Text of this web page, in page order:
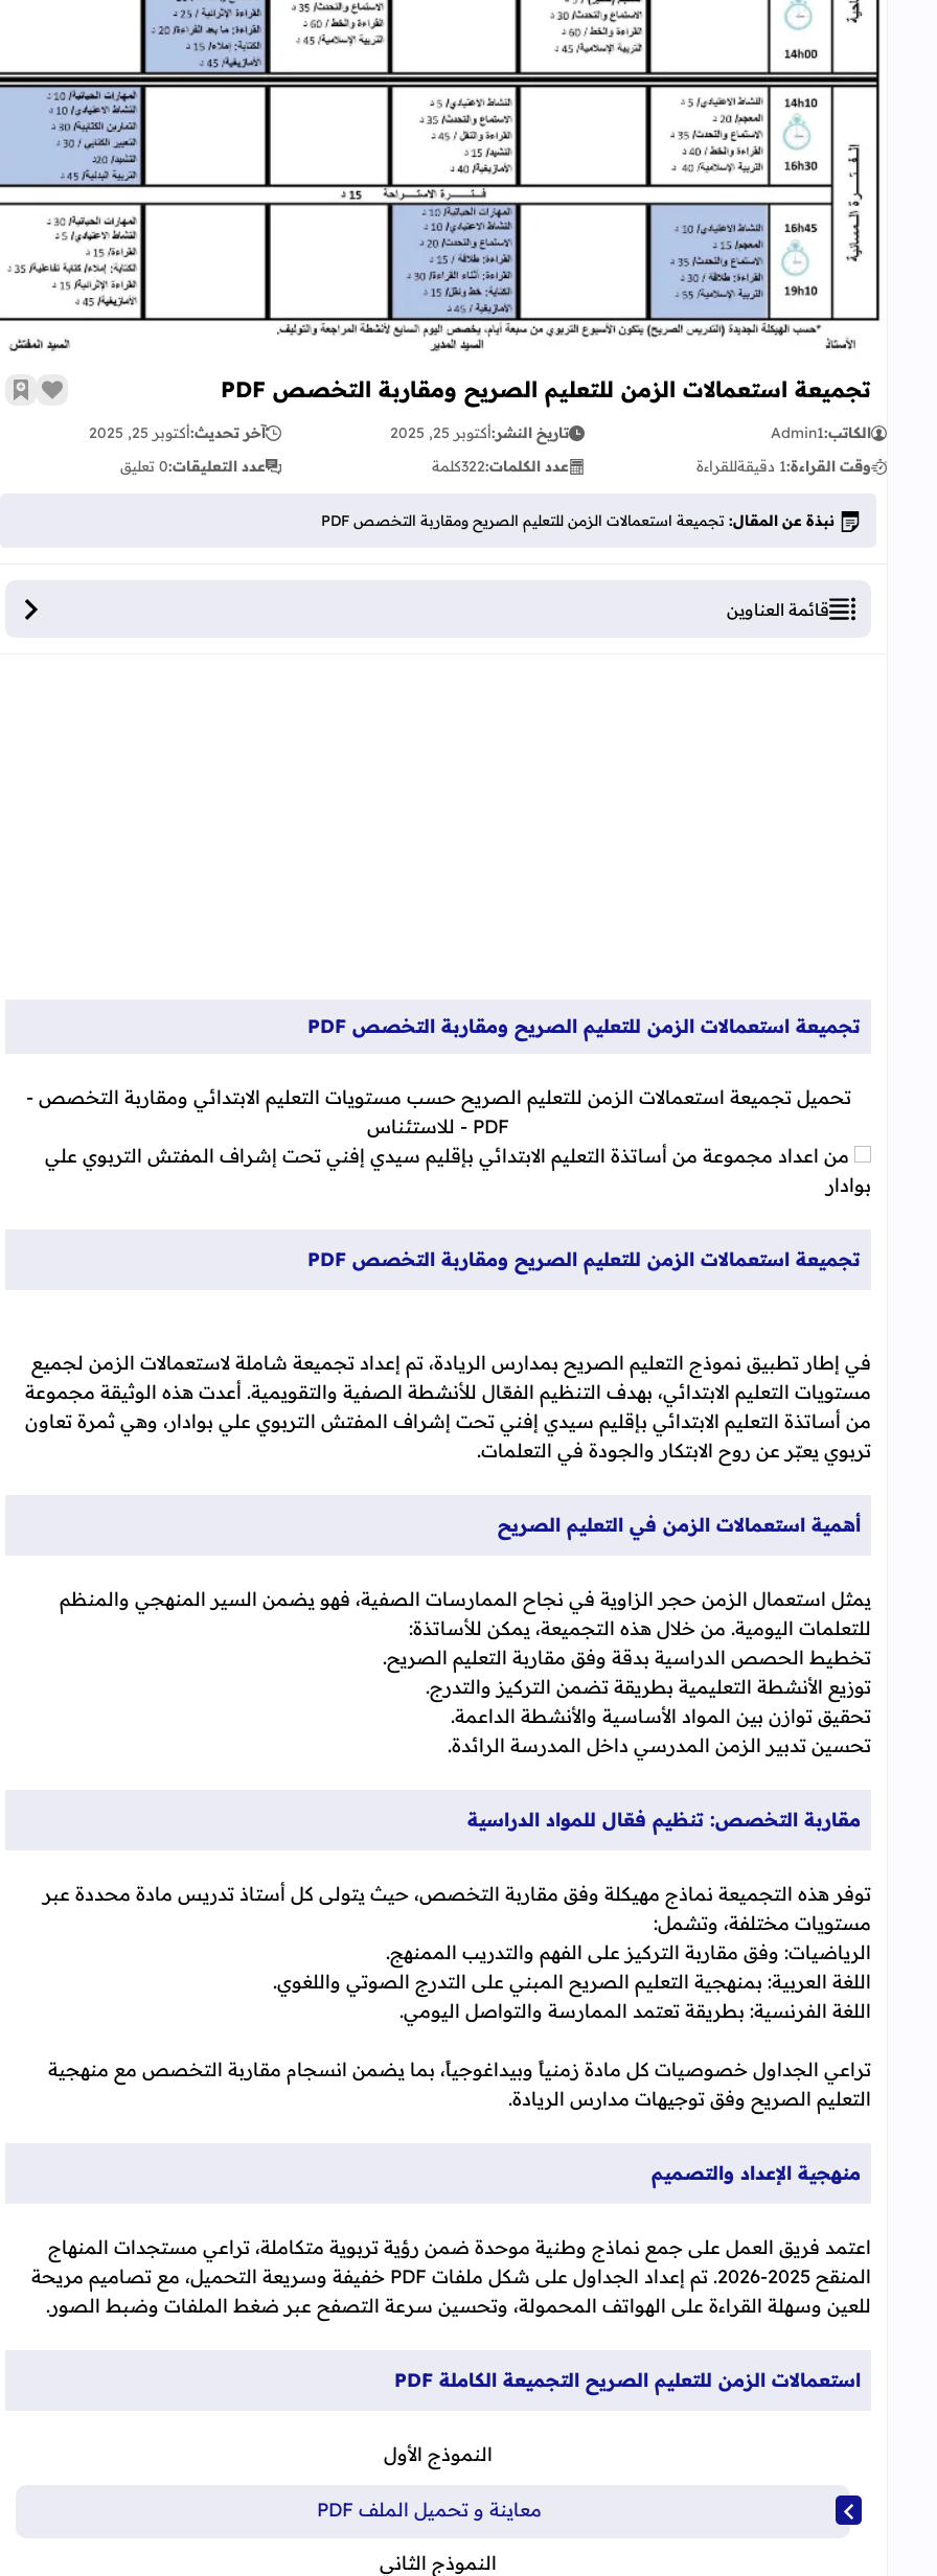
تجميعة استعمالات الزمن للتعليم الصريح ومقاربة التخصص PDF
تجميعة استعمالات الزمن للتعليم الصريح ومقاربة التخصص PDF زر
الكاتب:Admin1 تاريخ النشر:أكتوبر 25, 2025 آخر تحديث:أكتوبر 25, 2025
وقت القراءة:1 دقيقة للقراءة عدد الكلمات:322كلمة عدد التعليقات:0 تعليق
نبذة عن المقال: تجميعة استعمالات الزمن للتعليم الصريح ومقاربة التخصص PDF
قائمة العناوين
تجميعة استعمالات الزمن للتعليم الصريح ومقاربة التخصص PDF
تحميل تجميعة استعمالات الزمن للتعليم الصريح حسب مستويات التعليم الابتدائي ومقاربة التخصص -
PDF - للاستئناس
من اعداد مجموعة من أساتذة التعليم الابتدائي بإقليم سيدي إفني تحت إشراف المفتش التربوي علي
بوادار
تجميعة استعمالات الزمن للتعليم الصريح ومقاربة التخصص PDF
في إطار تطبيق نموذج التعليم الصريح بمدارس الريادة، تم إعداد تجميعة شاملة لاستعمالات الزمن لجميع
مستويات التعليم الابتدائي، بهدف التنظيم الفعّال للأنشطة الصفية والتقويمية. أعدت هذه الوثيقة مجموعة
من أساتذة التعليم الابتدائي بإقليم سيدي إفني تحت إشراف المفتش التربوي علي بوادار، وهي ثمرة تعاون
تربوي يعبّر عن روح الابتكار والجودة في التعلمات.
أهمية استعمالات الزمن في التعليم الصريح
يمثل استعمال الزمن حجر الزاوية في نجاح الممارسات الصفية، فهو يضمن السير المنهجي والمنظم
للتعلمات اليومية. من خلال هذه التجميعة، يمكن للأساتذة:
تخطيط الحصص الدراسية بدقة وفق مقاربة التعليم الصريح.
توزيع الأنشطة التعليمية بطريقة تضمن التركيز والتدرج.
تحقيق توازن بين المواد الأساسية والأنشطة الداعمة.
تحسين تدبير الزمن المدرسي داخل المدرسة الرائدة.
مقاربة التخصص: تنظيم فعّال للمواد الدراسية
توفر هذه التجميعة نماذج مهيكلة وفق مقاربة التخصص، حيث يتولى كل أستاذ تدريس مادة محددة عبر
مستويات مختلفة، وتشمل:
الرياضيات: وفق مقاربة التركيز على الفهم والتدريب الممنهج.
اللغة العربية: بمنهجية التعليم الصريح المبني على التدرج الصوتي واللغوي.
اللغة الفرنسية: بطريقة تعتمد الممارسة والتواصل اليومي.
تراعي الجداول خصوصيات كل مادة زمنياً وبيداغوجياً، بما يضمن انسجام مقاربة التخصص مع منهجية
التعليم الصريح وفق توجيهات مدارس الريادة.
منهجية الإعداد والتصميم
اعتمد فريق العمل على جمع نماذج وطنية موحدة ضمن رؤية تربوية متكاملة، تراعي مستجدات المنهاج
المنقح 2025-2026. تم إعداد الجداول على شكل ملفات PDF خفيفة وسريعة التحميل، مع تصاميم مريحة
للعين وسهلة القراءة على الهواتف المحمولة، وتحسين سرعة التصفح عبر ضغط الملفات وضبط الصور.
استعمالات الزمن للتعليم الصريح التجميعة الكاملة PDF
النموذج الأول
معاينة و تحميل الملف PDF
النموذج الثاني